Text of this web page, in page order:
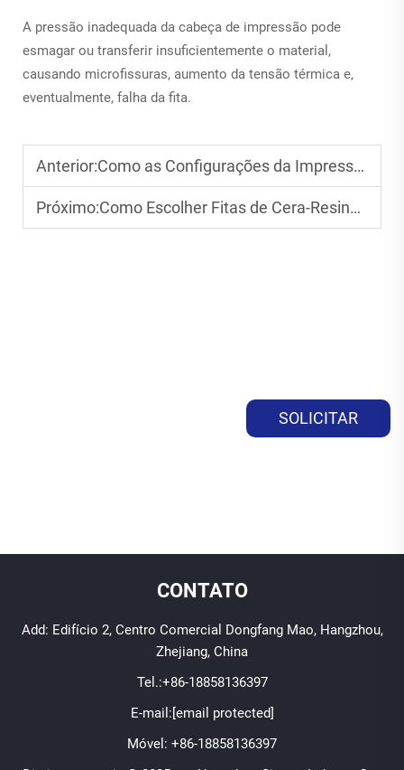
A pressão inadequada da cabeça de impressão pode
esmagar ou transferir insuficientemente o material,
causando microfissuras, aumento da tensão térmica e,
eventualmente, falha da fita.
Anterior:Como as Configurações da Impressora Afetam o Desempenho da Fita Térmica
Próximo:Como Escolher Fitas de Cera-Resina para Etiquetas de Varejo
SOLICITAR
CONTATO
Add: Edifício 2, Centro Comercial Dongfang Mao, Hangzhou,
Zhejiang, China
Tel.:+86-18858136397
E-mail:[email protected]
Móvel: +86-18858136397